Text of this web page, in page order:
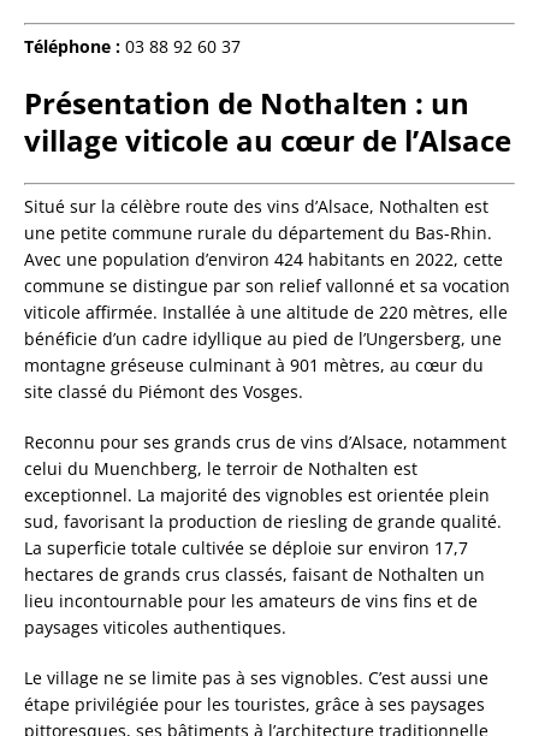
Téléphone : 03 88 92 60 37
Présentation de Nothalten : un
village viticole au cœur de l’Alsace
Situé sur la célèbre route des vins d’Alsace, Nothalten est
une petite commune rurale du département du Bas-Rhin.
Avec une population d’environ 424 habitants en 2022, cette
commune se distingue par son relief vallonné et sa vocation
viticole affirmée. Installée à une altitude de 220 mètres, elle
bénéficie d’un cadre idyllique au pied de l’Ungersberg, une
montagne gréseuse culminant à 901 mètres, au cœur du
site classé du Piémont des Vosges.
Reconnu pour ses grands crus de vins d’Alsace, notamment
celui du Muenchberg, le terroir de Nothalten est
exceptionnel. La majorité des vignobles est orientée plein
sud, favorisant la production de riesling de grande qualité.
La superficie totale cultivée se déploie sur environ 17,7
hectares de grands crus classés, faisant de Nothalten un
lieu incontournable pour les amateurs de vins fins et de
paysages viticoles authentiques.
Le village ne se limite pas à ses vignobles. C’est aussi une
étape privilégiée pour les touristes, grâce à ses paysages
pittoresques, ses bâtiments à l’architecture traditionnelle